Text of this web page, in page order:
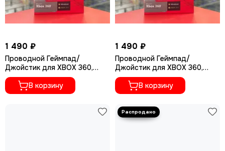
1 490 ₽
Проводной Геймпад/
Джойстик для XBOX 360,
белый (Красная упаковка)
В корзину
1 490 ₽
Проводной Геймпад/
Джойстик для XBOX 360,
синий (Красная упаковка)
В корзину